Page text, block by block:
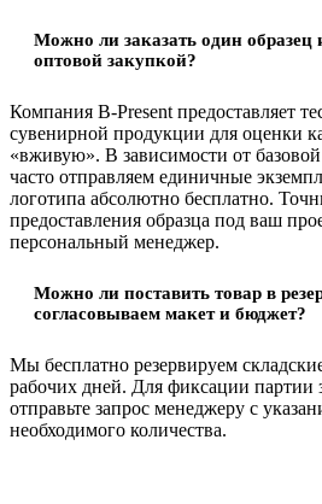
Можно ли заказать один образец
оптовой закупкой?
Компания B-Present предоставляет
сувенирной продукции для оценки
«вживую». В зависимости от
часто отправляем единичные
логотипа абсолютно бесплатно.
предоставления образца под ваш
персональный менеджер.
Можно ли поставить товар в
согласовываем макет и бюджет?
Мы бесплатно резервируем
рабочих дней. Для фиксации партии
отправьте запрос менеджеру с
необходимого количества.